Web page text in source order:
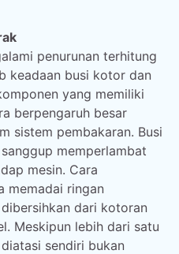
penurunan terhitung
keadaan busi kotor dan
yang memiliki
berpengaruh besar
sistem pembakaran. Busi
memperlambat
mesin. Cara
memadai ringan
dari kotoran
Meskipun lebih dari satu
sendiri bukan